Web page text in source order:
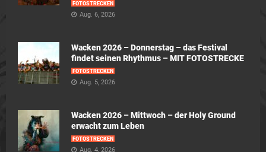
FOTOSTRECKEN
Aug. 6, 2026
Wacken 2026 – Donnerstag – das Festival
findet seinen Rhythmus – MIT FOTOSTRECKE
FOTOSTRECKEN
Aug. 5, 2026
Wacken 2026 – Mittwoch – der Holy Ground
erwacht zum Leben
FOTOSTRECKEN
Aug. 4, 2026